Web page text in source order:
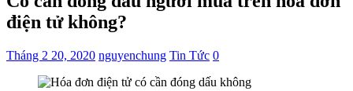
điện tử không?
Tháng 2 20, 2020 nguyenchung Tin Tức 0